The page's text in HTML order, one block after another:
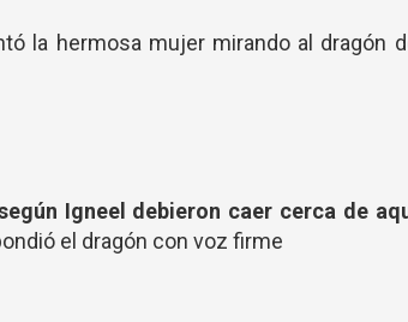
la hermosa mujer mirando al dragón
Igneel debieron caer cerca de
el dragón con voz firme